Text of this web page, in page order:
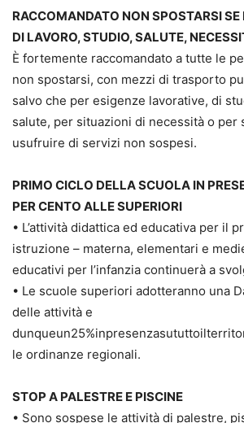
RACCOMANDATO NON SPOSTARSI SE
DI LAVORO, STUDIO, SALUTE,
È fortemente raccomandato a tutte le
non spostarsi, con mezzi di trasporto
salvo che per esigenze lavorative, di
salute, per situazioni di necessità o per
usufruire di servizi non sospesi.
PRIMO CICLO DELLA SCUOLA IN
PER CENTO ALLE SUPERIORI
• L’attività didattica ed educativa per il
istruzione – materna, elementari e
educativi per l’infanzia continuerà a
• Le scuole superiori adotteranno una
delle attività e
le ordinanze regionali.
STOP A PALESTRE E PISCINE
• Sono sospese le attività di palestre,